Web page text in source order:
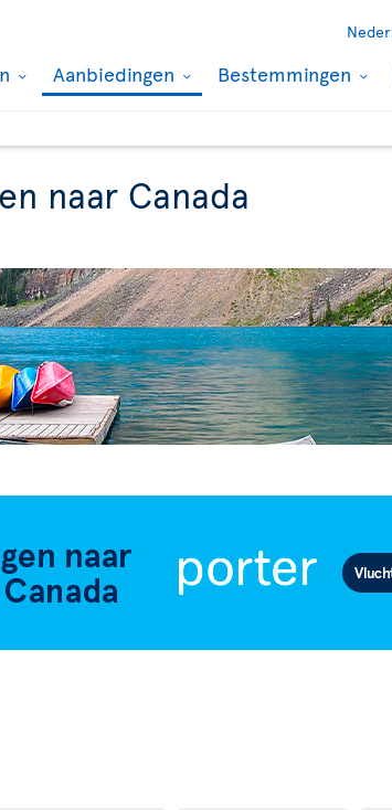
Aanbiedingen Bestemmingen
naar Canada